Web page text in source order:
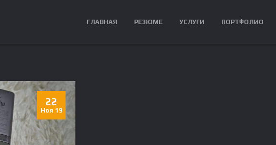
ГЛАВНАЯ РЕЗЮМЕ УСЛУГИ ПОРТФОЛИО
22
Ноя 19